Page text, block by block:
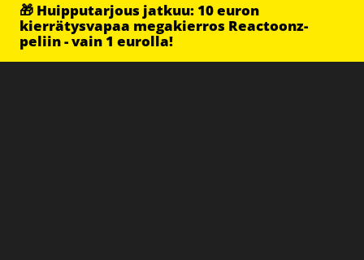
🎁 Huipputarjous jatkuu: 10 euron
kierrätysvapaa megakierros Reactoonz-
peliin - vain 1 eurolla!